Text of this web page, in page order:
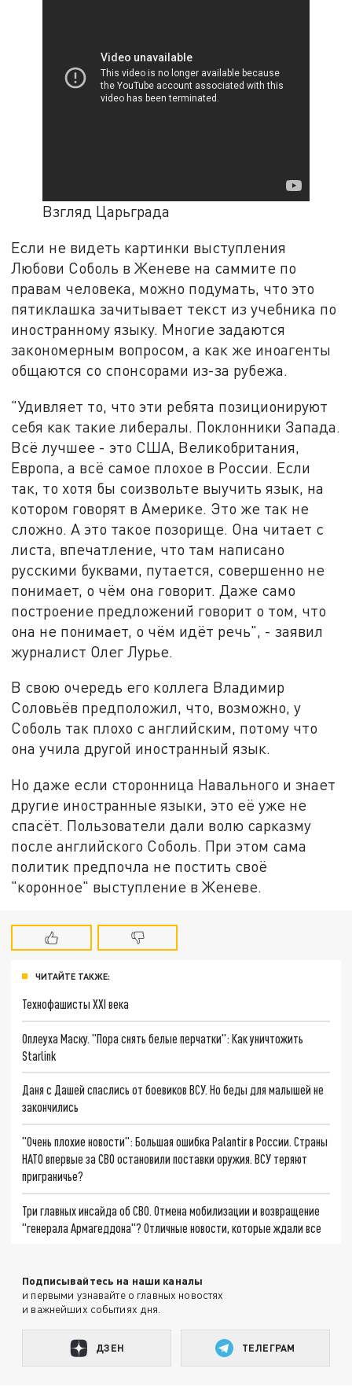
Взгляд Царьграда
Если не видеть картинки выступления
Любови Соболь в Женеве на саммите по
правам человека, можно подумать, что это
пятиклашка зачитывает текст из учебника по
иностранному языку. Многие задаются
закономерным вопросом, а как же иноагенты
общаются со спонсорами из-за рубежа.
"Удивляет то, что эти ребята позиционируют
себя как такие либералы. Поклонники Запада.
Всё лучшее - это США, Великобритания,
Европа, а всё самое плохое в России. Если
так, то хотя бы соизвольте выучить язык, на
котором говорят в Америке. Это же так не
сложно. А это такое позорище. Она читает с
листа, впечатление, что там написано
русскими буквами, путается, совершенно не
понимает, о чём она говорит. Даже само
построение предложений говорит о том, что
она не понимает, о чём идёт речь", - заявил
журналист Олег Лурье.
В свою очередь его коллега Владимир
Соловьёв предположил, что, возможно, у
Соболь так плохо с английским, потому что
она учила другой иностранный язык.
Но даже если сторонница Навального и знает
другие иностранные языки, это её уже не
спасёт. Пользователи дали волю сарказму
после английского Соболь. При этом сама
политик предпочла не постить своё
"коронное" выступление в Женеве.
ЧИТАЙТЕ ТАКЖЕ:
Технофашисты XXI века
Оплеуха Маску. "Пора снять белые перчатки": Как уничтожить
Starlink
Даня с Дашей спаслись от боевиков ВСУ. Но беды для малышей не
закончились
"Очень плохие новости": Большая ошибка Palantir в России. Страны
НАТО впервые за СВО остановили поставки оружия. ВСУ теряют
приграничье?
Три главных инсайда об СВО. Отмена мобилизации и возвращение
"генерала Армагеддона"? Отличные новости, которые ждали все
Подписывайтесь на наши каналы
и первыми узнавайте о главных новостях
и важнейших событиях дня.
ДЗЕН ТЕЛЕГРАМ